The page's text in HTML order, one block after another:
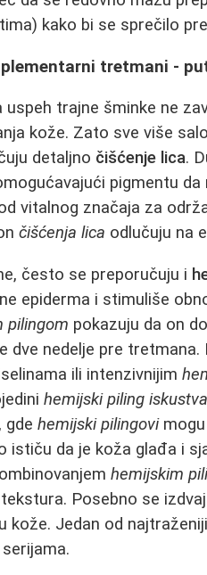
kako bi se sprečilo
tretmani -
uspeh trajne šminke ne
kože. Zato sve više
detaljno čišćenje lica.
pigmentu
vitalnog značaja za
čišćenja lica odlučuju na
često se preporučuju i
epiderma i stimuliše
pilingom pokazuju da on
dve nedelje pre
ili intenzivnijim
hemijski piling iskustva
gdehemijski pilingovimogu
ističu da je koža glađa i
hemijskim
Posebno se
kože. Jedan od